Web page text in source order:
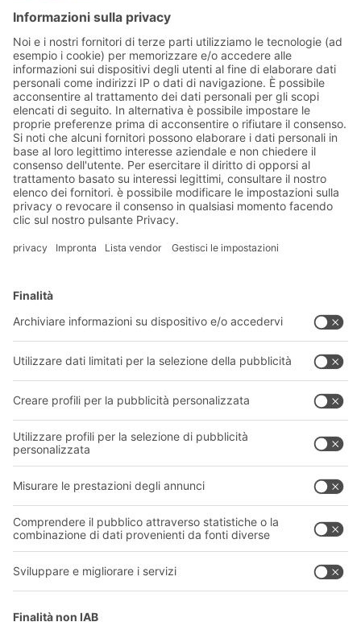
Friendly Captcha
Invia *= Richiesto
Soluzioni BITO
Soluzioni di intralogistica
Cassette e contenitori
Sistemi di trasporto
I nostri servizi
Consulenza e servizi
Download
Azienda
Chi siamo
La nostra rete globale
I nostri stabilimenti
Seguici
A BIT O
YOUR LIFE.